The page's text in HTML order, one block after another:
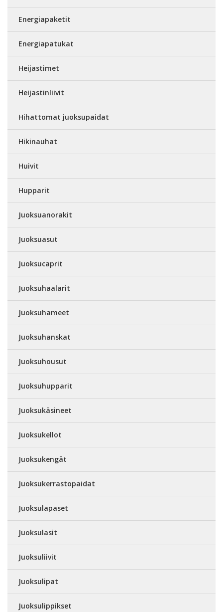
Energiapaketit
Energiapatukat
Heijastimet
Heijastinliivit
Hihattomat juoksupaidat
Hikinauhat
Huivit
Hupparit
Juoksuanorakit
Juoksuasut
Juoksucaprit
Juoksuhaalarit
Juoksuhameet
Juoksuhanskat
Juoksuhousut
Juoksuhupparit
Juoksukäsineet
Juoksukellot
Juoksukengät
Juoksukerrastopaidat
Juoksulapaset
Juoksulasit
Juoksuliivit
Juoksulipat
Juoksulippikset